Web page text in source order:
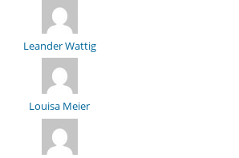
Leander Wattig
Louisa Meier